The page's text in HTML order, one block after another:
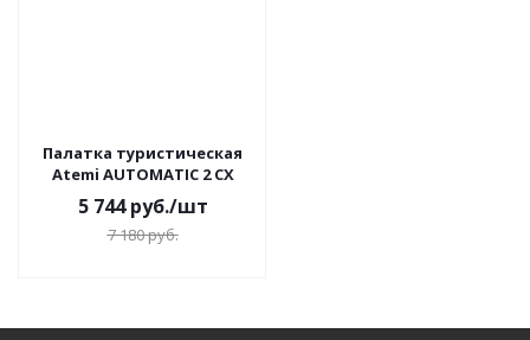
Палатка туристическая
Atemi AUTOMATIC 2 CX
5 744руб./шт
7 180руб.